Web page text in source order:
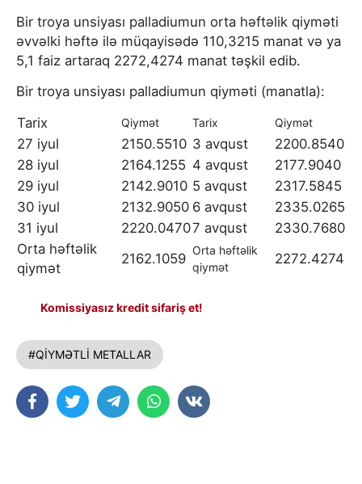
Bir troya unsiyası palladiumun orta həftəlik qiyməti
əvvəlki həftə ilə müqayisədə 110,3215 manat və ya
5,1 faiz artaraq 2272,4274 manat təşkil edib.
Bir troya unsiyası palladiumun qiyməti (manatla):
Tarix
Qiymət Tarix Qiymət
27 iyul 2150.5510 3 avqust
2200.8540
28 iyul
2164.1255 4 avqust
2177.9040
29 iyul
2142.9010 5 avqust
2317.5845
30 iyul
2132.9050 6 avqust
2335.0265
31 iyul
2220.04707 avqust
2330.7680
Orta həftəlik
qiymət
2162.1059
Orta həftəlik
qiymət
2272.4274
Komissiyasız kredit sifariş et!
#QİYMƏTLİ METALLAR